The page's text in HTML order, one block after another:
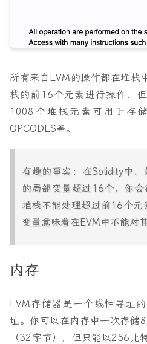
所有来自EVM的操作都在堆栈
栈的前16个元素进行操作，
1008个堆栈元素可用于存
OPCODES等。
有趣的事实：在Solidity中
的局部变量超过16个，你
堆栈不能处理超过前16个
变量意味着在EVM中不能对
内存
EVM存储器是一个线性寻址
址。你可以在内存中一次存储
（32字节），但只能以256比